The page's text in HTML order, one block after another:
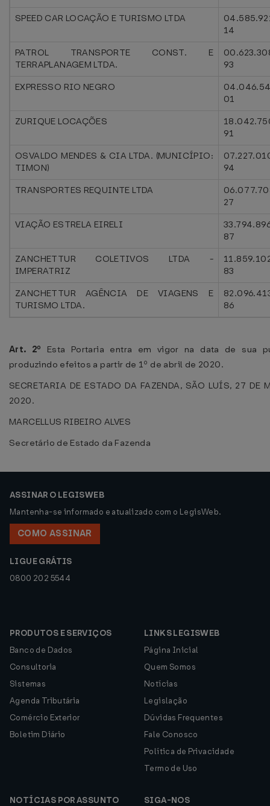
SPEED CAR LOCAÇÃO E TURISMO LTDA
14
PATROL TRANSPORTE CONST. E
TERRAPLANAGEM LTDA.
93
EXPRESSO RIO NEGRO
01
ZURIQUE LOCAÇÕES
91
OSVALDO MENDES & CIA LTDA. (MUNICÍPIO:
TIMON)
94
TRANSPORTES REQUINTE LTDA
27
VIAÇÃO ESTRELA EIRELI
87
ZANCHETTUR COLETIVOS LTDA -
IMPERATRIZ
83
ZANCHETTUR AGÊNCIA DE VIAGENS E
TURISMO LTDA.
86
Art. 2º Esta Portaria entra em vigor na data de sua
produzindo efeitos a partir de 1º de abril de 2020.
SECRETARIA DE ESTADO DA FAZENDA, SÃO LUÍS, 27 DE
2020.
MARCELLUS RIBEIRO ALVES
Secretário de Estado da Fazenda
ASSINAR O LEGISWEB
Mantenha-se informado e atualizado com o LegisWeb.
COMO ASSINAR
LIGUE GRÁTIS
0800 202 5544
PRODUTOS E SERVIÇOS
Banco de Dados
Consultoria
Sistemas
Agenda Tributária
Comércio Exterior
Boletim Diário
LINKS LEGISWEB
Página Inicial
Quem Somos
Notícias
Legislação
Dúvidas Frequentes
Fale Conosco
Política de Privacidade
Termo de Uso
NOTÍCIAS POR ASSUNTO
SIGA-NOS